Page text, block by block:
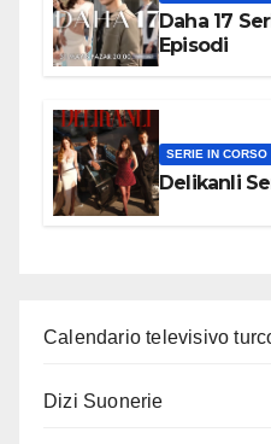
Daha 17
Episodi
SERIE IN CORSO
Delikanli
Calendario televisivo
Dizi Suonerie